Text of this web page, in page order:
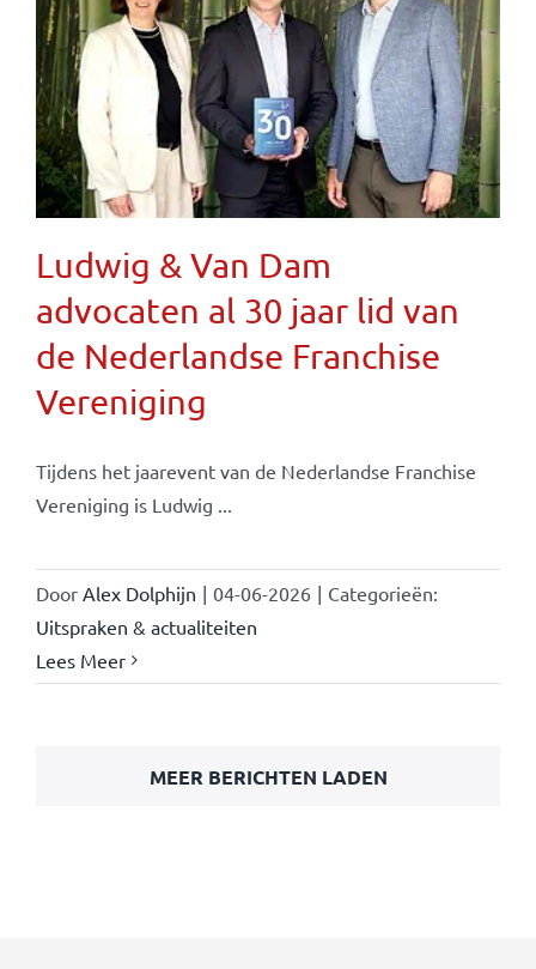
Ludwig & Van Dam
advocaten al 30 jaar lid van
de Nederlandse Franchise
Vereniging
Tijdens het jaarevent van de Nederlandse Franchise
Vereniging is Ludwig ...
Door Alex Dolphijn | 04-06-2026 | Categorieën:
Uitspraken & actualiteiten
Lees Meer
MEER BERICHTEN LADEN